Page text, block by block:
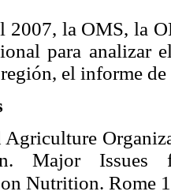
2007, la OMS, la
para analizar
el informe
Agriculture
Major Issues
Nutrition. Rome